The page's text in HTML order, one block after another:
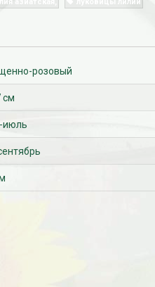
розовый
см
июль